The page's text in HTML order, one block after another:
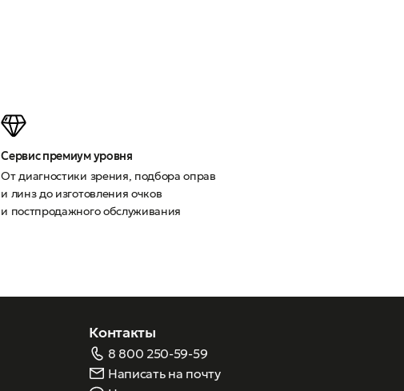
Сервис премиум уровня
От диагностики зрения, подбора оправ
и линз до изготовления очков
и постпродажного обслуживания
Контакты
8 800 250-59-59
Написать на почту